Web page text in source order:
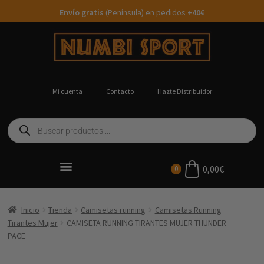
Envío gratis (Península) en pedidos +40€
Mi cuenta Contacto Hazte Distribuidor
0 0,00€
Inicio Tienda Camisetas running
Camisetas Running
Tirantes Mujer
CAMISETA RUNNING TIRANTES MUJER THUNDER
PACE